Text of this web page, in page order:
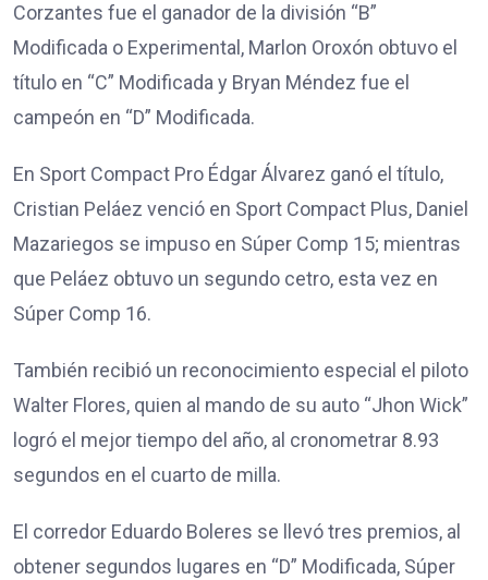
Corzantes fue el ganador de la división “B”
Modificada o Experimental, Marlon Oroxón obtuvo el
título en “C” Modificada y Bryan Méndez fue el
campeón en “D” Modificada.
En Sport Compact Pro Édgar Álvarez ganó el título,
Cristian Peláez venció en Sport Compact Plus, Daniel
Mazariegos se impuso en Súper Comp 15; mientras
que Peláez obtuvo un segundo cetro, esta vez en
Súper Comp 16.
También recibió un reconocimiento especial el piloto
Walter Flores, quien al mando de su auto “Jhon Wick”
logró el mejor tiempo del año, al cronometrar 8.93
segundos en el cuarto de milla.
El corredor Eduardo Boleres se llevó tres premios, al
obtener segundos lugares en “D” Modificada, Súper